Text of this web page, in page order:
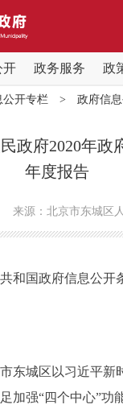
开 政务服务 政
国务院信息
会议信息
机构职能
专题公开
公开专栏> 政府信
政府2020年政
年度报告
来源：北京市东城区
国政府信息公开
城区以习近平新
加强“四个中心”功